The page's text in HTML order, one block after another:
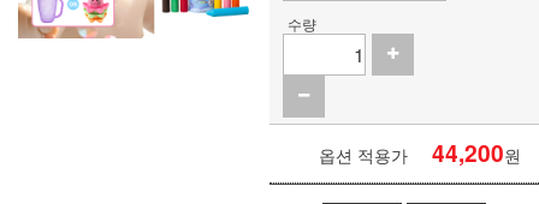
수량
옵션 적용가 44,200원